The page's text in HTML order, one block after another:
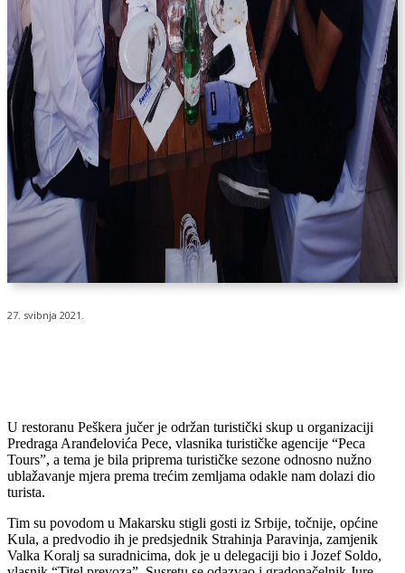
27. svibnja 2021.
U restoranu Peškera jučer je održan turistički skup u organizaciji
Predraga Aranđelovića Pece, vlasnika turističke agencije “Peca
Tours”, a tema je bila priprema turističke sezone odnosno nužno
ublažavanje mjera prema trećim zemljama odakle nam dolazi dio
turista.
Tim su povodom u Makarsku stigli gosti iz Srbije, točnije, općine
Kula, a predvodio ih je predsjednik Strahinja Paravinja, zamjenik
Valka Koralj sa suradnicima, dok je u delegaciji bio i Jozef Soldo,